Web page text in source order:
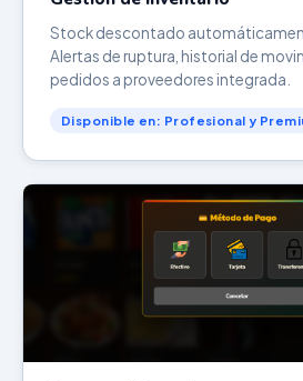
Stock descontado
Alertas de ruptura, historial de
pedidos a proveedores integrada.
Disponible en: Profesional y